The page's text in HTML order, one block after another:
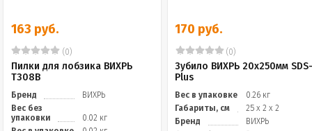
163 руб.
(0)
Пилки для лобзика ВИХРЬ
Т308В
Бренд
ВИХРЬ
Вес без
упаковки
0.02 кг
170 руб.
(0)
Зубило ВИХРЬ 20x250мм
Plus
Вес в упаковке
0.26 кг
Габариты, см
25 х 2 х 2
Бренд
ВИХРЬ